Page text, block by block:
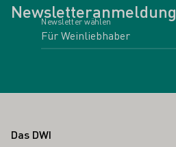
Newsletteranmeldung
Newsletter wählen
Fußbereich
Das DWI